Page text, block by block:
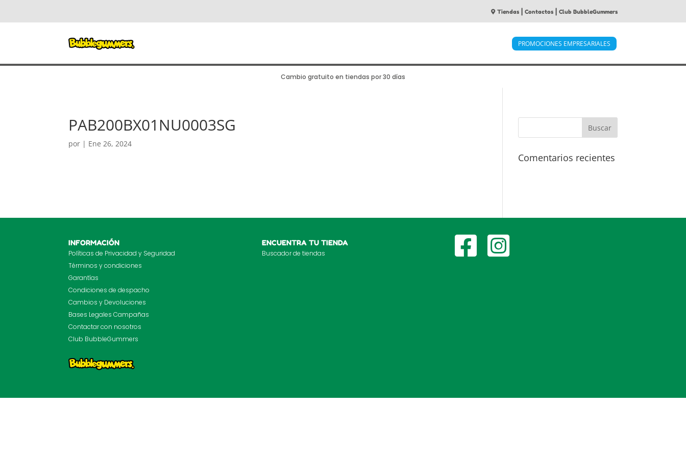
Tiendas| Contactos| Club BubbleGummers
PROMOCIONES EMPRESARIALES
Cambio gratuito en tiendas por 30 días
PAB200BX01NU0003SG
por | Ene 26, 2024
Comentarios recientes
INFORMACIÓN
Políticas de Privacidad y Seguridad
Términos y condiciones
Garantías
Condiciones de despacho
Cambios y Devoluciones
Bases Legales Campañas
Contactar con nosotros
Club BubbleGummers
ENCUENTRA TU TIENDA
Buscador de tiendas